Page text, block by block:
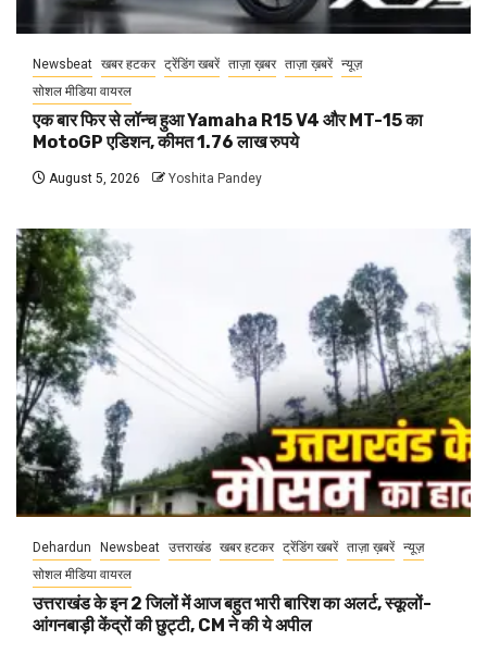
Newsbeat खबर हटकर ट्रेंडिंग खबरें ताज़ा ख़बर ताज़ा ख़बरें न्यूज़
सोशल मीडिया वायरल
एक बार फिर से लॉन्च हुआ Yamaha R15 V4 और MT-15 का
MotoGP एडिशन, कीमत 1.76 लाख रुपये
August 5, 2026 Yoshita Pandey
Dehardun Newsbeat उत्तराखंड खबर हटकर ट्रेंडिंग खबरें ताज़ा ख़बरें न्यूज़
सोशल मीडिया वायरल
उत्तराखंड के इन 2 जिलों में आज बहुत भारी बारिश का अलर्ट, स्कूलों-
आंगनबाड़ी केंद्रों की छुट्टी, CM ने की ये अपील